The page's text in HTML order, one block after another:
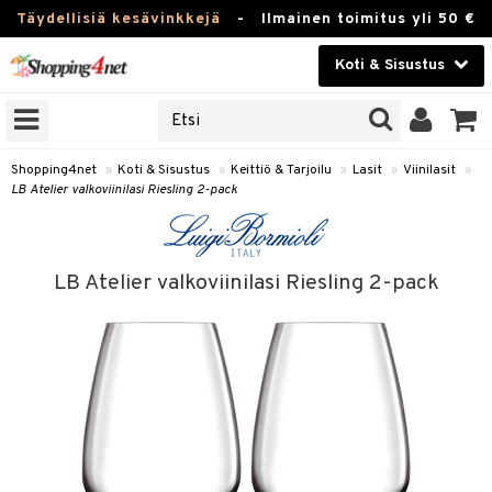
Täydellisiä kesävinkkejä - Ilmainen toimitus yli 50 €
Koti & Sisustus
Kauneudenhoito
Piilolinssit
Fitness
Koti & Sisustus
Lelut, Lapsi & Vauva
Tuotemerkkejä
Kampanjat
Shopping4net » Koti & Sisustus » Keittiö & Tarjoilu » Lasit » Viinilasit »
LB Atelier valkoviinilasi Riesling 2-pack
LB Atelier valkoviinilasi Riesling 2-pack
Karahvit
Tee & Espresso